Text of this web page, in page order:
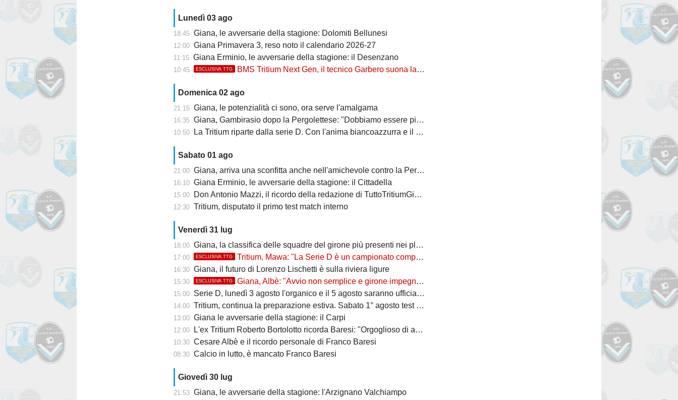
Lunedì 03 ago
18:45 Giana, le avversarie della stagione: Dolomiti Bellunesi
12:00 Giana Primavera 3, reso noto il calendario 2026-27
11:15 Giana Erminio, le avversarie della stagione: il Desenzano
10:45 ESCLUSIVA TTG BMS Tritium Next Gen, il tecnico Garbero suona la carica per la prossima stagione: "Dovremo cercare di..."
Domenica 02 ago
21:15 Giana, le potenzialità ci sono, ora serve l'amalgama
16:35 Giana, Gambirasio dopo la Pergolettese: "Dobbiamo essere più cinici"
10:50 La Tritium riparte dalla serie D. Con l'anima biancoazzurra e il cuore di Trezzo sull'Adda
Sabato 01 ago
21:00 Giana, arriva una sconfitta anche nell'amichevole contro la Pergolettese
16:10 Giana Erminio, le avversarie della stagione: il Cittadella
15:00 Don Antonio Mazzi, il ricordo della redazione di TuttoTritiumGiana
12:30 Tritium, disputato il primo test match interno
Venerdì 31 lug
18:00 Giana, la classifica delle squadre del girone più presenti nei playoff
17:00 ESCLUSIVA TTG Tritium, Mawa: "La Serie D è un campionato competitivo, ma vogliamo farci rispettare"
16:30 Giana, il futuro di Lorenzo Lischetti è sulla riviera ligure
15:30 ESCLUSIVA TTG Giana, Albè: "Avvio non semplice e girone impegnativo"
15:00 Serie D, lunedì 3 agosto l'organico e il 5 agosto saranno ufficializzati i gironi
14:00 Tritium, continua la preparazione estiva. Sabato 1° agosto test match interno
13:00 Giana le avversarie della stagione: il Carpi
12:00 L'ex Tritium Roberto Bortolotto ricorda Baresi: "Orgoglioso di aver conosciuto un vero uomo"
10:30 Cesare Albè e il ricordo personale di Franco Baresi
08:30 Calcio in lutto, è mancato Franco Baresi
Giovedì 30 lug
21:53 Giana, le avversarie della stagione: l'Arzignano Valchiampo